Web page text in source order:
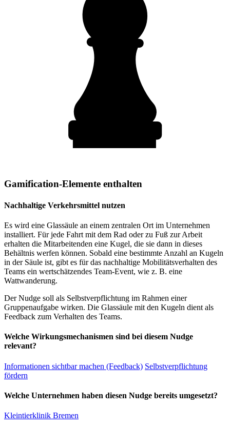
Gamification-Elemente enthalten
Nachhaltige Verkehrsmittel nutzen
Es wird eine Glassäule an einem zentralen Ort im Unternehmen
installiert. Für jede Fahrt mit dem Rad oder zu Fuß zur Arbeit
erhalten die Mitarbeitenden eine Kugel, die sie dann in dieses
Behältnis werfen können. Sobald eine bestimmte Anzahl an Kugeln
in der Säule ist, gibt es für das nachhaltige Mobilitätsverhalten des
Teams ein wertschätzendes Team-Event, wie z. B. eine
Wattwanderung.
Der Nudge soll als Selbstverpflichtung im Rahmen einer
Gruppenaufgabe wirken. Die Glassäule mit den Kugeln dient als
Feedback zum Verhalten des Teams.
Welche Wirkungsmechanismen sind bei diesem Nudge
relevant?
Informationen sichtbar machen (Feedback) Selbstverpflichtung
fördern
Welche Unternehmen haben diesen Nudge bereits umgesetzt?
Kleintierklinik Bremen